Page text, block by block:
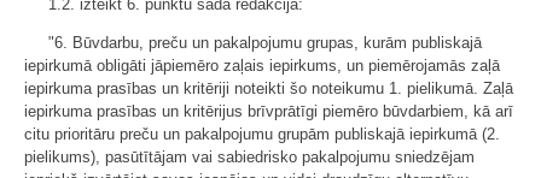
1.2. izteikt 6. punktu šādā redakcijā:
"6. Būvdarbu, preču un pakalpojumu grupas, kurām publiskajā
iepirkumā obligāti jāpiemēro zaļais iepirkums, un piemērojamās zaļā
iepirkuma prasības un kritēriji noteikti šo noteikumu 1. pielikumā. Zaļā
iepirkuma prasības un kritērijus brīvprātīgi piemēro būvdarbiem, kā arī
citu prioritāru preču un pakalpojumu grupām publiskajā iepirkumā (2.
pielikums), pasūtītājam vai sabiedrisko pakalpojumu sniedzējam